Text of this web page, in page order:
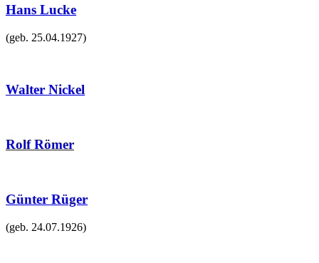
Hans Lucke
(geb. 25.04.1927)
Walter Nickel
Rolf Römer
Günter Rüger
(geb. 24.07.1926)